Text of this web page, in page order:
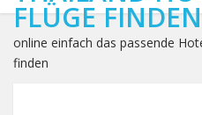
FLÜGE FINDEN
online einfach das passende
finden